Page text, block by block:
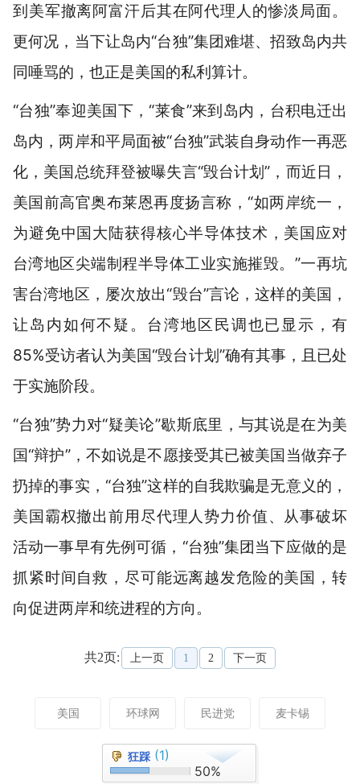
到美军撤离阿富汗后其在阿代理人的惨淡局面。
更何况，当下让岛内“台独”集团难堪、招致岛内共
同唾骂的，也正是美国的私利算计。
“台独”奉迎美国下，“莱食”来到岛内，台积电迁出
岛内，两岸和平局面被“台独”武装自身动作一再恶
化，美国总统拜登被曝失言“毁台计划”，而近日，
美国前高官奥布莱恩再度扬言称，“如两岸统一，
为避免中国大陆获得核心半导体技术，美国应对
台湾地区尖端制程半导体工业实施摧毁。”一再坑
害台湾地区，屡次放出“毁台”言论，这样的美国，
让岛内如何不疑。台湾地区民调也已显示，有
85%受访者认为美国“毁台计划”确有其事，且已处
于实施阶段。
“台独”势力对“疑美论”歇斯底里，与其说是在为美
国“辩护”，不如说是不愿接受其已被美国当做弃子
扔掉的事实，“台独”这样的自我欺骗是无意义的，
美国霸权撤出前用尽代理人势力价值、从事破坏
活动一事早有先例可循，“台独”集团当下应做的是
抓紧时间自救，尽可能远离越发危险的美国，转
向促进两岸和统进程的方向。
共2页: 上一页 1 2 下一页
美国 环球网 民进党 麦卡锡
狂踩 (1)
50%